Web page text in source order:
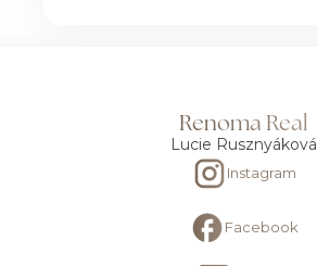
Renoma Real
Lucie Rusznyáková
Instagram
Facebook